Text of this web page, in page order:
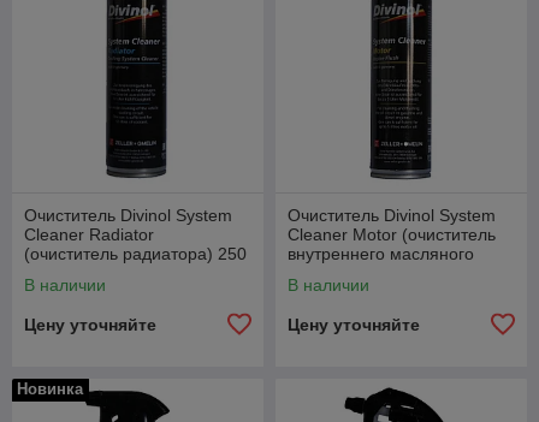
Очиститель Divinol System
Cleaner Radiator
(очиститель радиатора) 250
В наличии
Цену уточняйте
Очиститель Divinol System
Cleaner Motor (очиститель
внутреннего масляного
В наличии
Цену уточняйте
Новинка